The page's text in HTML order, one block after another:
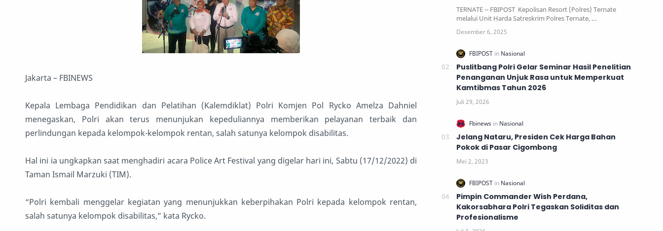
Jakarta – FBINEWS
Kepala Lembaga Pendidikan dan Pelatihan (Kalemdiklat) Polri Komjen Pol Rycko Amelza Dahniel
menegaskan, Polri akan terus menunjukan kepeduliannya memberikan pelayanan terbaik dan
perlindungan kepada kelompok-kelompok rentan, salah satunya kelompok disabilitas.
Hal ini ia ungkapkan saat menghadiri acara Police Art Festival yang digelar hari ini, Sabtu (17/12/2022) di
Taman Ismail Marzuki (TIM).
“Polri kembali menggelar kegiatan yang menunjukkan keberpihakan Polri kepada kelompok rentan,
salah satunya kelompok disabilitas,” kata Rycko.
TERNATE -- FBIPOST Kepolisan Resort (Polres) Ternate
melalui Unit Harda Satreskrim Polres Ternate, …
Puslitbang Polri Gelar Seminar Hasil Penelitian
Penanganan Unjuk Rasa untuk Memperkuat
Kamtibmas Tahun 2026
Jelang Nataru, Presiden Cek Harga Bahan
Pokok di Pasar Cigombong
Pimpin Commander Wish Perdana,
Kakorsabhara Polri Tegaskan Soliditas dan
Profesionalisme